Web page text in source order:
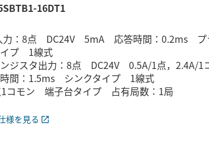
16DT1
力：8点 DC24V 5mA 応答時間：0.2ms プ
イプ 1線式
ンジスタ出力：8点 DC24V 0.5A/1点，2.4A/1
間：1.5ms シンクタイプ 1線式
1コモン 端子台タイプ 占有局数：1局
様を見る